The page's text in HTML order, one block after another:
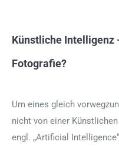
Künstliche Intelligenz
Fotografie?
Um eines gleich
nicht von einer Künstlichen
engl. „Artificial